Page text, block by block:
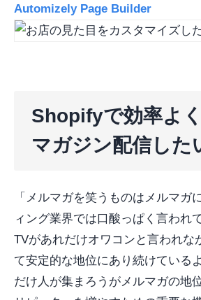
Automizely Page Builder
Shopifyで効率よ
マガジン配信した
「メルマガを笑うものはメルマガ
ィング業界では口酸っぱく言われ
TVがあれだけオワコンと言われな
て安定的な地位にあり続けている
だけ人が集まろうがメルマガの地